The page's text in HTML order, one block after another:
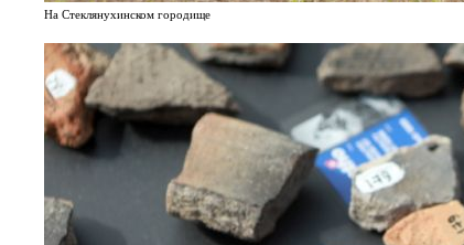
На Стеклянухинском городище